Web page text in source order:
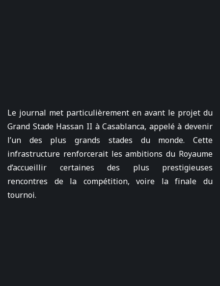
Le journal met particulièrement en avant le projet du
Grand Stade Hassan II à Casablanca, appelé à devenir
l’un des plus grands stades du monde. Cette
infrastructure renforcerait les ambitions du Royaume
d’accueillir certaines des plus prestigieuses
rencontres de la compétition, voire la finale du
tournoi.